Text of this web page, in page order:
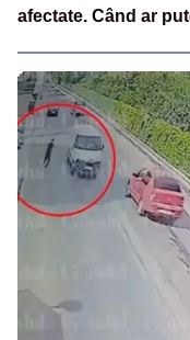
afectate. Când ar